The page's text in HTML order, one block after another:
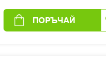
ПОРЪЧАЙ